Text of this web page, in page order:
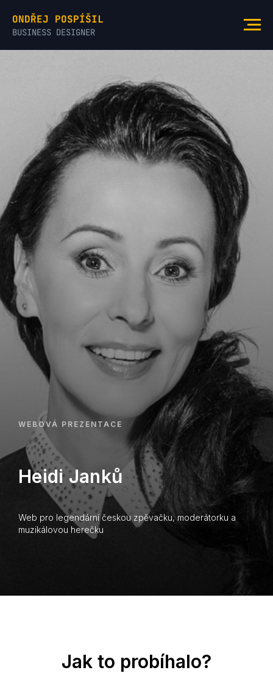
ONDŘEJ POSPÍŠIL
BUSINESS DESIGNER
WEBOVÁ PREZENTACE
Heidi Janků
Web pro legendární českou zpěvačku, moderátorku a
muzikálovou herečku
Jak to probíhalo?